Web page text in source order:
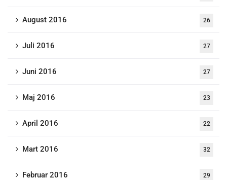
August 2016 26
Juli 2016 27
Juni 2016 27
Maj 2016 23
April 2016 22
Mart 2016 32
Februar 2016 29